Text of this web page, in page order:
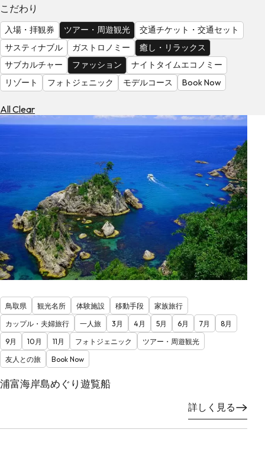
を
見
る
こだわり
入場・拝観券 ツアー・周遊観光
交通チケット・交通セット
サスティナブル
ガストロノミー
癒し・リラックス
サブカルチャー
ファッション
ナイトタイムエコノミー
リゾート
フォトジェニック モデルコース Book Now
All Clear
鳥取県 観光名所 体験施設 移動手段
家族旅行
カップル・夫婦旅行
一人旅 3月 4月 5月 6月 7月
8月
9月
10月 11月 フォトジェニック
ツアー・周遊観光
友人との旅
Book Now
浦富海岸島めぐり遊覧船
詳しく見る